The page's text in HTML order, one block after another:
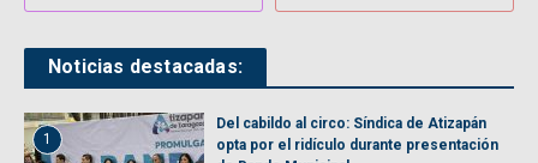
Noticias destacadas:
1
Del cabildo al circo: Síndica de Atizapán
opta por el ridículo durante presentación